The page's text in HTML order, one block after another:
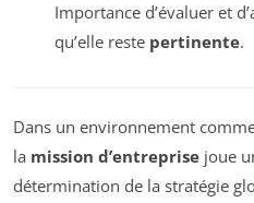
Importance d’évaluer et
qu’elle reste pertinente.
Dans un environnement
la mission d’entreprise joue
détermination de la stratégie